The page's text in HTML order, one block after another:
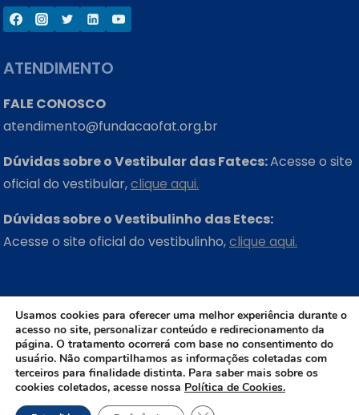
ATENDIMENTO
FALE CONOSCO
atendimento@fundacaofat.org.br
Dúvidas sobre o Vestibular das Fatecs:Acesse o site
oficial do vestibular,clique aqui.
Dúvidas sobre o Vestibulinho das Etecs:
Acesse o site oficial do vestibulinho,clique aqui.
ONDE ESTAMOS
Rua Três Rios, 131 – Bom Retiro – São Paulo – SP
CEP: 01123-001
+55 (11) 3311-2660
Usamos cookies para oferecer uma melhor experiência durante o
acesso no site, personalizar conteúdo e redirecionamento da
página. O tratamento ocorrerá com base no consentimento do
usuário. Não compartilhamos as informações coletadas com
terceiros para finalidade distinta. Para saber mais sobre os
cookies coletados, acesse nossa Política de Cookies.